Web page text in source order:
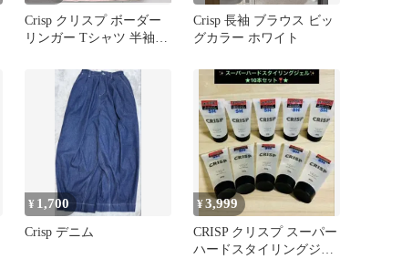
Crisp クリスプ ボーダー
リンガー Tシャツ 半袖
Crisp 長袖 ブラウス ビッ
グカラー ホワイト
¥ 1,700
Crisp デニム
¥3,999
CRISP クリスプ スーパー
ハードスタイリングジェ